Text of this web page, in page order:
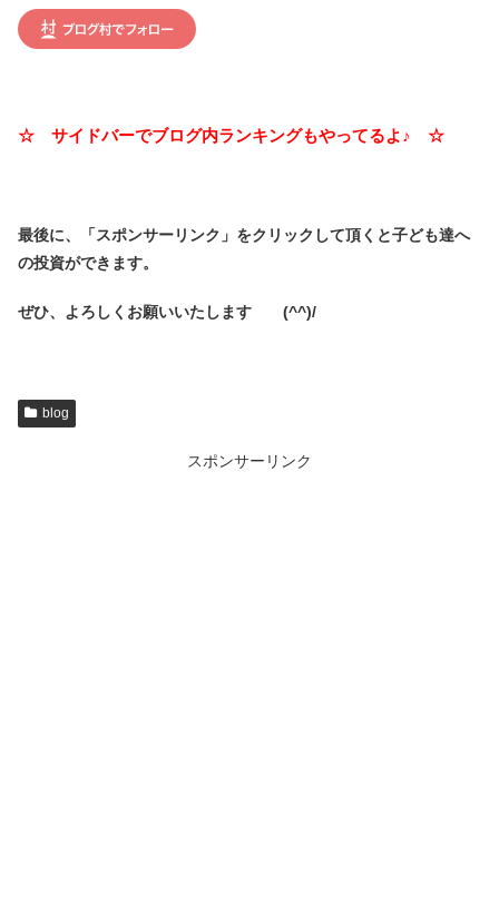
☆ サイドバーでブログ内ランキングもやってるよ♪ ☆
最後に、「スポンサーリンク」をクリックして頂くと子ども達へ
の投資ができます。
ぜひ、よろしくお願いいたします (^^)/
blog
スポンサーリンク